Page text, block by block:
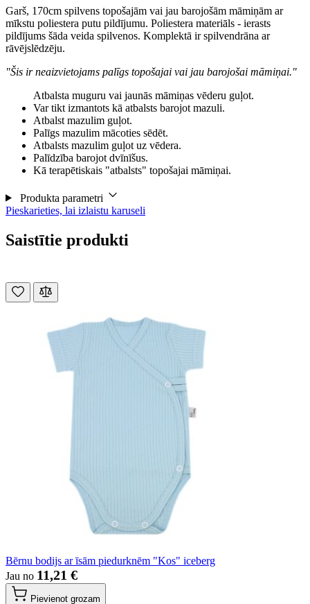
Garš, 170cm spilvens topošajām vai jau barojošām māmiņām ar
mīkstu poliestera putu pildījumu. Poliestera materiāls - ierasts
pildījums šāda veida spilvenos. Komplektā ir spilvendrāna ar
rāvējslēdzēju.
"Šis ir neaizvietojams palīgs topošajai vai jau barojošai māmiņai."
Atbalsta muguru vai jaunās māmiņas vēderu guļot.
Var tikt izmantots kā atbalsts barojot mazuli.
Atbalst mazulim guļot.
Palīgs mazulim mācoties sēdēt.
Atbalsts mazulim guļot uz vēdera.
Palīdzība barojot dvīnīšus.
Kā terapētiskais "atbalsts" topošajai māmiņai.
Produkta parametri
Pieskarieties, lai izlaistu karuseli
Saistītie produkti
Bērnu bodijs ar īsām piedurknēm "Kos" iceberg
Jau no 11,21 €
Pievienot grozam